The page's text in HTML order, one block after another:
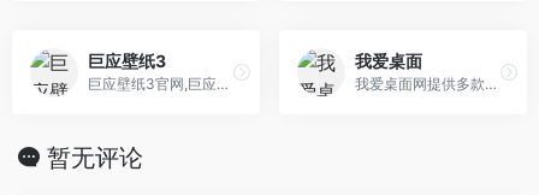
巨应壁纸3
巨应壁纸3官网,巨应动态壁纸,免费动态壁纸,社区低价Pro,巨应君诚意出品
我爱桌面
我爱桌面网提供多款精美电脑桌面主题、手机桌面主题下载，还有各类漂亮大气的电脑壁纸和手机壁纸，是美化您的电脑桌面和手机桌面的最佳网站。
暂无评论